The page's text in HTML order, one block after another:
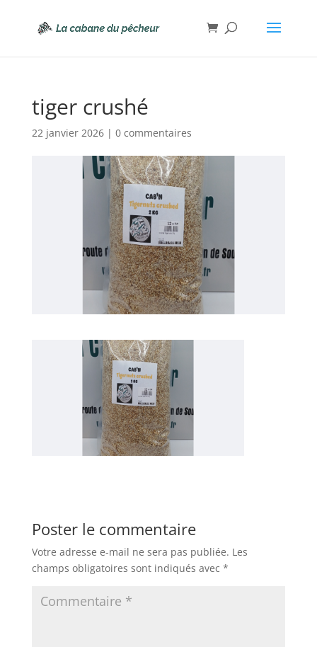
tiger crushé
22 janvier 2026| 0 commentaires
Poster le commentaire
Votre adresse e-mail ne sera pas publiée. Les
champs obligatoires sont indiqués avec *